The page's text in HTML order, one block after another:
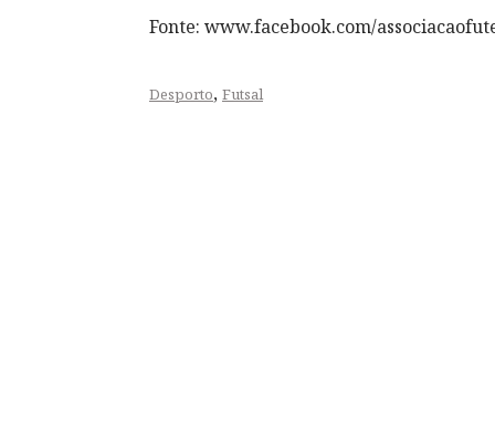
Fonte: www.facebook.com/
Desporto, Futsal